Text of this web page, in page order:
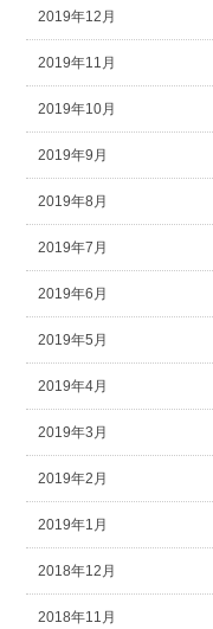
2019年12月
2019年11月
2019年10月
2019年9月
2019年8月
2019年7月
2019年6月
2019年5月
2019年4月
2019年3月
2019年2月
2019年1月
2018年12月
2018年11月